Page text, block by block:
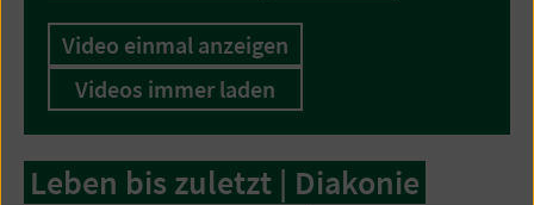
Video einmal anzeigen
Videos immer laden
Leben bis zuletzt | Diakonie